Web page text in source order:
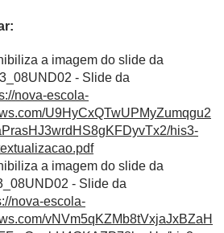
a imagem do slide da
- Slide da
nova-escola-
U9HyCxQTwUPMyZumqgu2
his3-
a imagem do slide da
- Slide da
nova-escola-
vNVm5qKZMb8tVxjaJxBZaH